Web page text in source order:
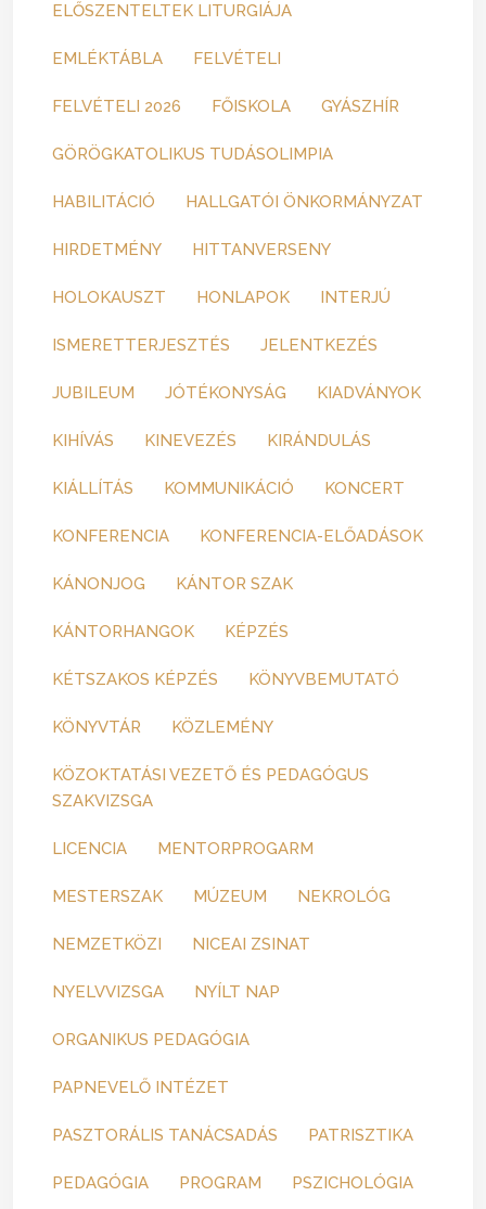
ELŐSZENTELTEK LITURGIÁJA
EMLÉKTÁBLA FELVÉTELI
FELVÉTELI 2026 FŐISKOLA GYÁSZHÍR
GÖRÖGKATOLIKUS TUDÁSOLIMPIA
HABILITÁCIÓ HALLGATÓI ÖNKORMÁNYZAT
HIRDETMÉNY HITTANVERSENY
HOLOKAUSZT HONLAPOK INTERJÚ
ISMERETTERJESZTÉS JELENTKEZÉS
JUBILEUM JÓTÉKONYSÁG KIADVÁNYOK
KIHÍVÁS KINEVEZÉS KIRÁNDULÁS
KIÁLLÍTÁS KOMMUNIKÁCIÓ KONCERT
KONFERENCIA KONFERENCIA-ELŐADÁSOK
KÁNONJOG KÁNTOR SZAK
KÁNTORHANGOK KÉPZÉS
KÉTSZAKOS KÉPZÉS KÖNYVBEMUTATÓ
KÖNYVTÁR KÖZLEMÉNY
KÖZOKTATÁSI VEZETŐ ÉS PEDAGÓGUS
SZAKVIZSGA
LICENCIA MENTORPROGARM
MESTERSZAK MÚZEUM NEKROLÓG
NEMZETKÖZI NICEAI ZSINAT
NYELVVIZSGA NYÍLT NAP
ORGANIKUS PEDAGÓGIA
PAPNEVELŐ INTÉZET
PASZTORÁLIS TANÁCSADÁS PATRISZTIKA
PEDAGÓGIA PROGRAM PSZICHOLÓGIA